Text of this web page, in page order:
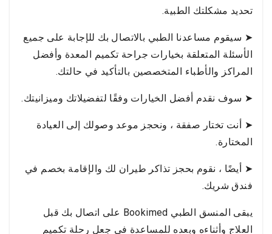
تحديد مشكلتك الطبية.
➤ سيقوم مساعدنا الطبي بالاتصال بك للإجابة على جميع
الأسئلة المتعلقة بخيارات جراحة تكميم المعدة وأفضل
المراكز والأطباء المتخصصين بالتأكيد في حالتك.
➤ سوف نقدم أفضل الخيارات وفقًا لتفضيلاتك وميزانيتك.
➤ أنت تختار صفقة ، ونحجز موعد وصولك إلى العيادة
المختارة.
➤ أيضًا ، نقوم بحجز تذاكر طيران لك والإقامة بخصم في
فندق شريك.
يبقى المنسق الطبي Bookimed على اتصال بك قبل
العلاج وأثناءه وبعده للمساعدة في جعل رحلة تكميم